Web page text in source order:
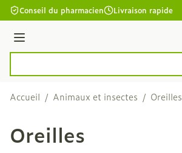
Aller au contenu
Conseil du pharmacien Livraison rapide
Menu
Accueil / Animaux et insectes / Oreilles
Oreilles